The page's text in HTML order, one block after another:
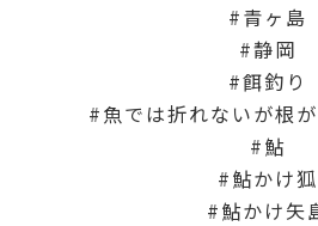
青ヶ島
静岡
餌釣り
魚では折れないが根
鮎
鮎かけ狐
鮎かけ矢